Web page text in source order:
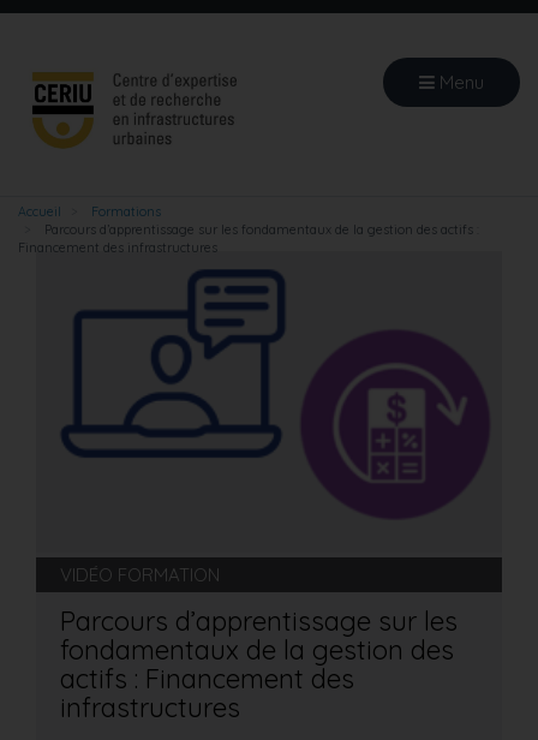
Aller
principal
Menu
Accueil
Formations
Parcours d’apprentissage sur les fondamentaux de la gestion des actifs :
Financement des infrastructures
VIDÉO FORMATION
Parcours d’apprentissage sur les
fondamentaux de la gestion des
actifs : Financement des
infrastructures